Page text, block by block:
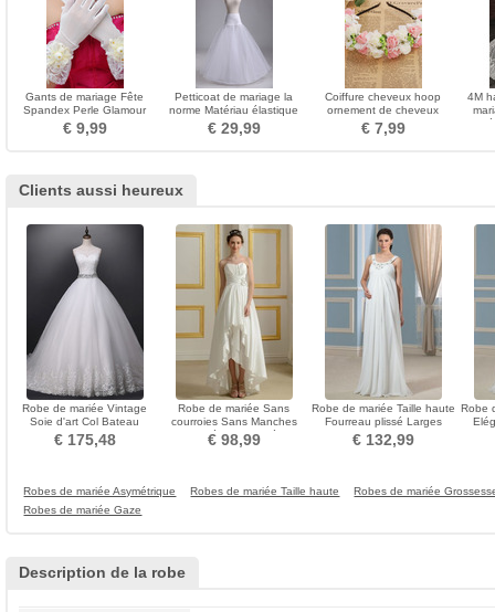
Gants de mariage Fête
Spandex Perle Glamour
Court Translucide
€ 9,99
Petticoat de mariage la
norme Matériau élastique
Fort net Robe pleine
€ 29,99
Coiffure cheveux hoop
ornement de cheveux
mariage voyage dentelle
enfants princesse dentelle
€ 7,99
4M
Clients aussi heureux
Robe de mariée Vintage
Soie d'art Col Bateau
Naturel taille aligne
€ 175,48
Robe de mariée Sans
courroies Sans Manches
Sablier Elégant Asymétrique
€ 98,99
Robe de mariée Taille haute
Fourreau plissé Larges
Bretelles
€ 132,99
Robe
Robes de mariée Asymétrique Robes de mariée Taille haute
Robes de mariée
Robes de mariée Gaze
Description de la robe